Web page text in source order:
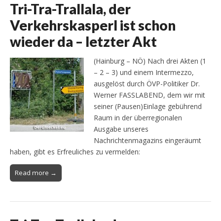
Tri-Tra-Trallala, der
Verkehrskasperl ist schon
wieder da – letzter Akt
(Hainburg – NÖ) Nach drei Akten (1
– 2 – 3) und einem Intermezzo,
ausgelöst durch ÖVP-Politiker Dr.
Werner FASSLABEND, dem wir mit
seiner (Pausen)Einlage gebührend
Raum in der überregionalen
Ausgabe unseres
Nachrichtenmagazins eingeräumt
haben, gibt es Erfreuliches zu vermelden:
Read more →